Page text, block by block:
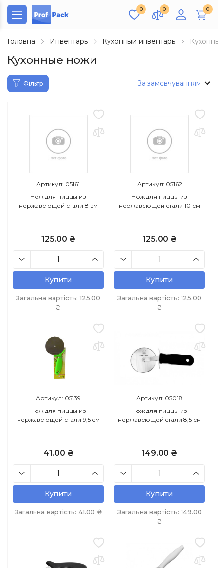
0 0 0
Головна Инвентарь Кухонный инвентарь
Кухонные ножи
Фільтр За замовчуванням
Артикул: 05161
Нож для пиццы из
нержавеющей стали 8 см
125.00 ₴
Купити
Загальна вартість:125.00
₴
Артикул: 05162
Нож для пиццы из
нержавеющей стали 10 см
125.00 ₴
Купити
Загальна вартість:125.00
₴
Артикул: 05139
Нож для пиццы из
нержавеющей стали 9,5 см
41.00 ₴
Купити
Загальна вартість: 41.00 ₴
Артикул: 05018
Нож для пиццы из
нержавеющей стали 8,5 см
149.00 ₴
Купити
Загальна вартість:149.00
₴